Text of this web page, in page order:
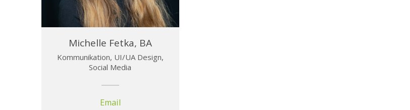
Michelle Fetka, BA
Kommunikation, UI/UA Design,
Social Media
Email